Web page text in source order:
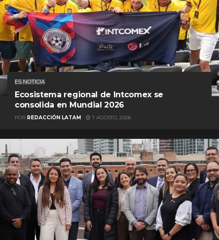
ES NOTICIA
Ecosistema regional de Intcomex se
consolida en Mundial 2026
POR REDACCIÓN LATAM 7 AGOSTO, 2026